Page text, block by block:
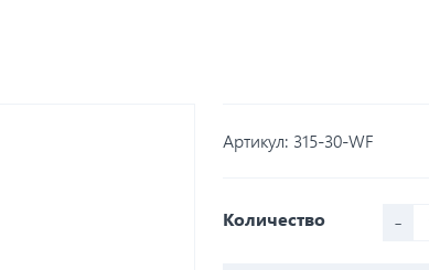
Артикул: 315-30-WF
Количество -